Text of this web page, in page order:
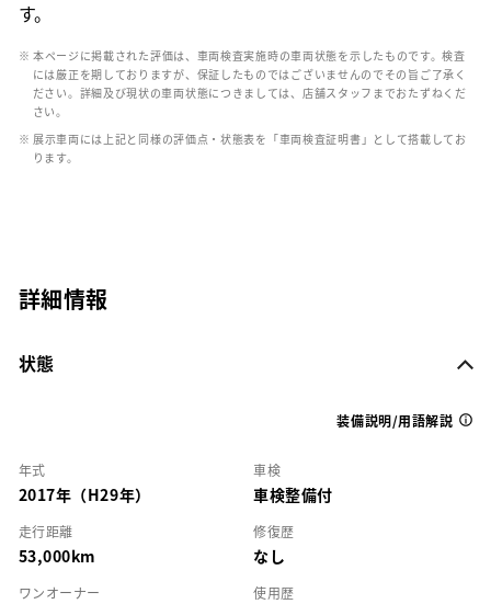
す。
※ 本ページに掲載された評価は、車両検査実施時の車両状態を示したものです。検査
には厳正を期しておりますが、保証したものではございませんのでその旨ご了承く
ださい。詳細及び現状の車両状態につきましては、店舗スタッフまでおたずねくだ
さい。
※ 展示車両には上記と同様の評価点・状態表を「車両検査証明書」として搭載してお
ります。
詳細情報
状態
装備説明/用語解説
年式
2017年（H29年）
車検
車検整備付
走行距離
53,000km
修復歴
なし
ワンオーナー 使用歴